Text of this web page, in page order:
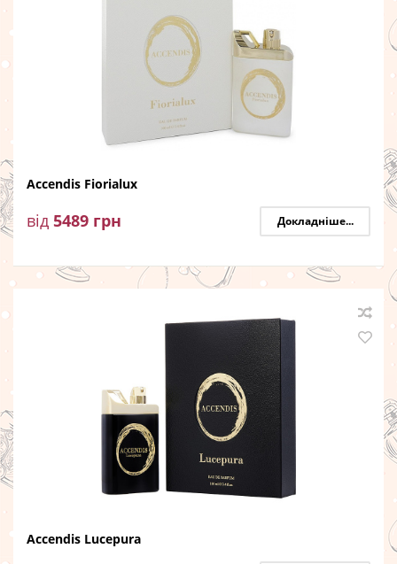
Accendis Fiorialux
від 5489 грн Докладніше...
Accendis Lucepura